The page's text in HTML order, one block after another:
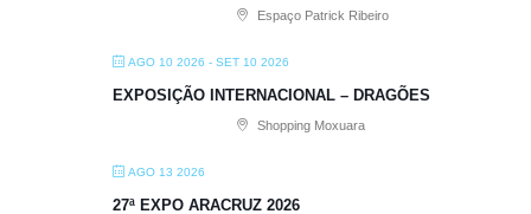
Espaço Patrick Ribeiro
AGO 10 2026 - SET 10 2026
EXPOSIÇÃO INTERNACIONAL – DRAGÕES
Shopping Moxuara
AGO 13 2026
27ª EXPO ARACRUZ 2026